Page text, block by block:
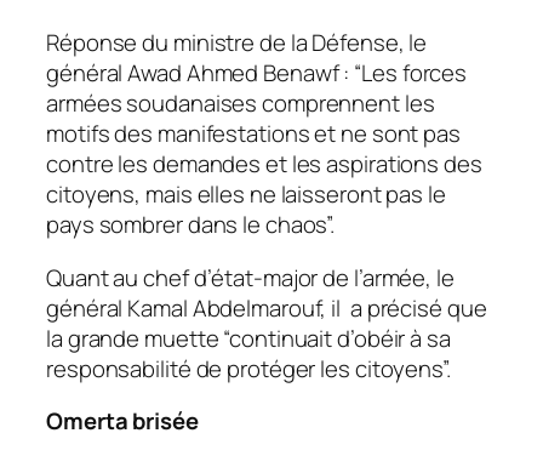
Réponse du ministre de la Défense, le
général Awad Ahmed Benawf : “Les forces
armées soudanaises comprennent les
motifs des manifestations et ne sont pas
contre les demandes et les aspirations des
citoyens, mais elles ne laisseront pas le
pays sombrer dans le chaos”.
Quant au chef d’état-major de l’armée, le
général Kamal Abdelmarouf, il a précisé que
la grande muette “continuait d’obéir à sa
responsabilité de protéger les citoyens”.
Omerta brisée